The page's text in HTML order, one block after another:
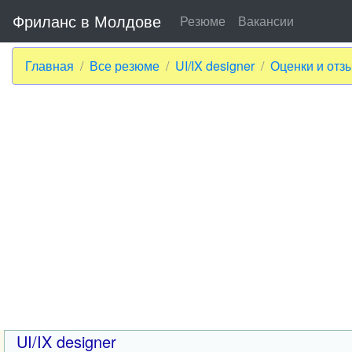
Фриланс в Молдове Резюме Вакансии
Главная Все резюме UI/IX designer Оценки и
UI/IX designer